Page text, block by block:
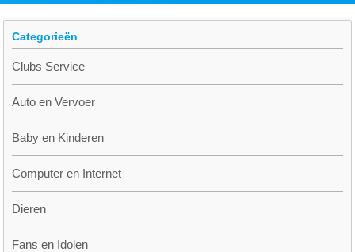
Categorieën
Clubs Service
Auto en Vervoer
Baby en Kinderen
Computer en Internet
Dieren
Fans en Idolen